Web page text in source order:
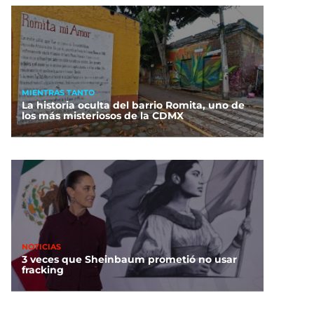
MIENTRAS TANTO
La historia oculta del barrio Romita, uno de
los más misteriosos de la CDMX
NOTICIAS
3 veces que Sheinbaum prometió no usar
fracking